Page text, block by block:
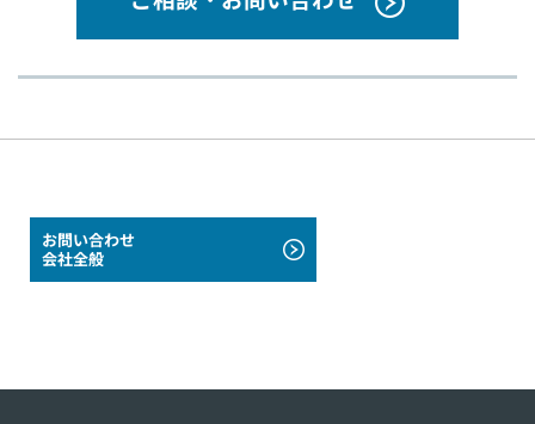
お問い合わせ
会社全般